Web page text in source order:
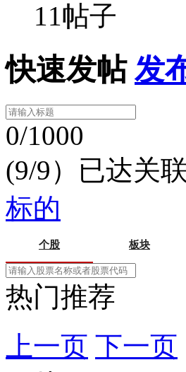
11帖子
快速发帖 发
0/1000
(9/9）已达关
标的
个股 板块
热门推荐
上一页 下一页